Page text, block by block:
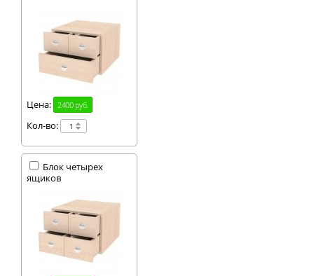
Цена: 2400 руб.
Кол-во:
Блок четырех
ящиков